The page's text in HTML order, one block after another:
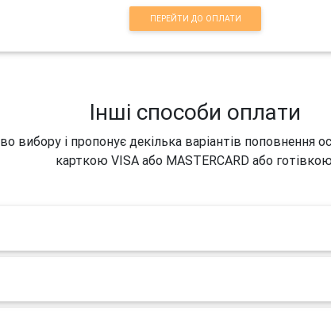
ПЕРЕЙТИ ДО ОПЛАТИ
Інші способи оплати
вибору і пропонує декілька варіантів поповнення
карткою VISA або MASTERCARD або